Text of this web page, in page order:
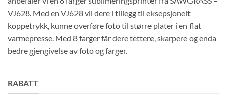
VJ628. Med en VJ628 vil dere i tillegg til eksepsjonelt
koppetrykk, kunne overføre foto til større plater i en flat
varmepresse. Med 8 farger får dere tettere, skarpere og enda
bedre gjengivelse av foto og farger.
RABATT